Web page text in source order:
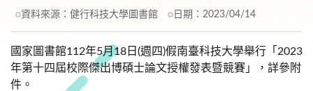
資料來源： 健行科技大學圖書館 日期： 2023/04/14
國家圖書館112年5月18日(週四)假南臺科技大學舉行「2023
年第十四屆校際傑出博碩士論文授權發表暨競賽」，詳參附
件。